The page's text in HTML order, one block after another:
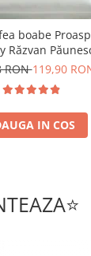
boabe
Răzvan
Arabica
RON119,90
IN COS